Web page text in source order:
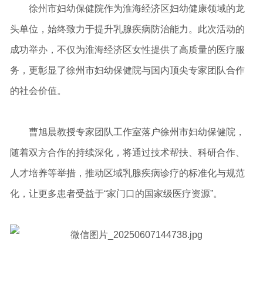
徐州市妇幼保健院作为淮海经济区妇幼健康领域的龙
头单位，始终致力于提升乳腺疾病防治能力。此次活动的
成功举办，不仅为淮海经济区女性提供了高质量的医疗服
务，更彰显了徐州市妇幼保健院与国内顶尖专家团队合作
的社会价值。
曹旭晨教授专家团队工作室落户徐州市妇幼保健院，
随着双方合作的持续深化，将通过技术帮扶、科研合作、
人才培养等举措，推动区域乳腺疾病诊疗的标准化与规范
化，让更多患者受益于“家门口的国家级医疗资源”。